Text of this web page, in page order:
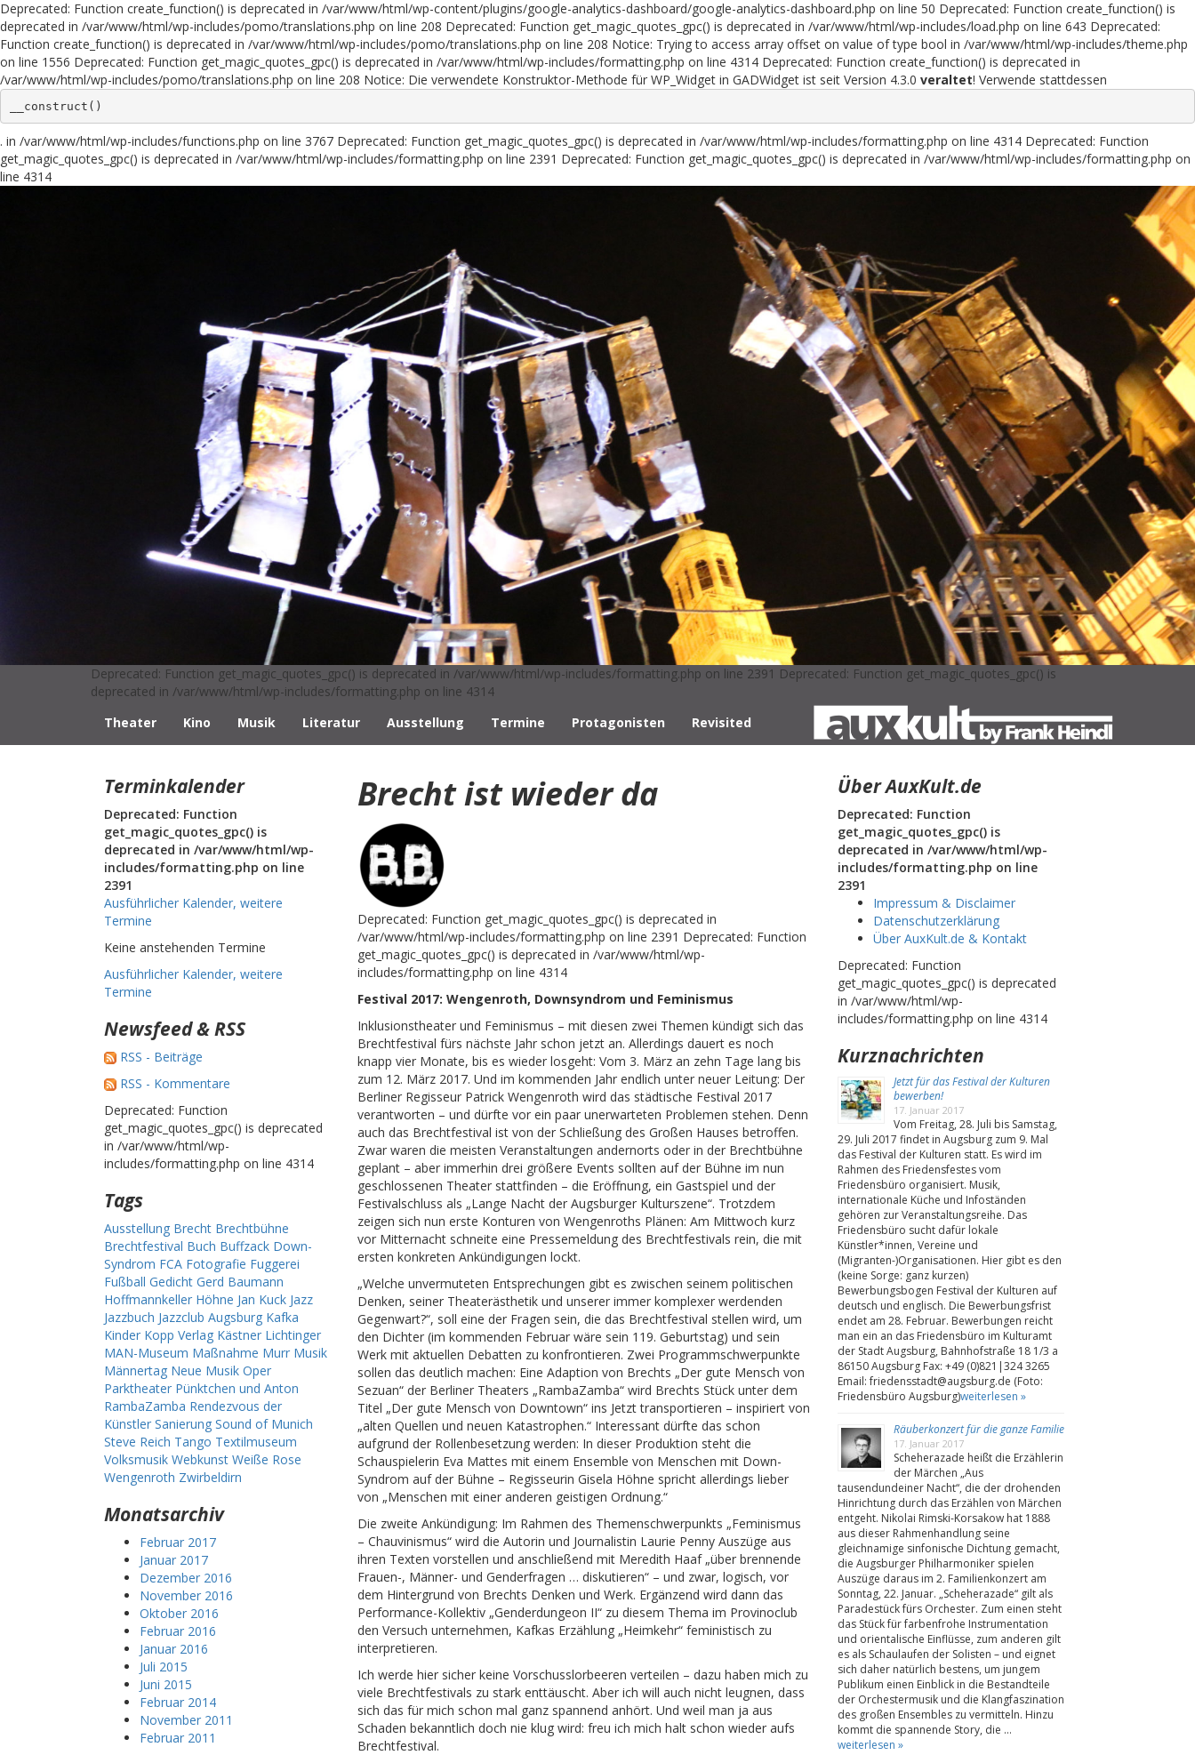
Deprecated: Function create_function() is deprecated in /var/www/html/wp-content/plugins/google-analytics-dashboard/google-analytics-dashboard.php on line 50 Deprecated: Function create_function() is
deprecated in /var/www/html/wp-includes/pomo/translations.php on line 208 Deprecated: Function get_magic_quotes_gpc() is deprecated in /var/www/html/wp-includes/load.php on line 643 Deprecated:
Function create_function() is deprecated in /var/www/html/wp-includes/pomo/translations.php on line 208 Notice: Trying to access array offset on value of type bool in /var/www/html/wp-includes/theme.php
on line 1556 Deprecated: Function get_magic_quotes_gpc() is deprecated in /var/www/html/wp-includes/formatting.php on line 4314 Deprecated: Function create_function() is deprecated in
/var/www/html/wp-includes/pomo/translations.php on line 208 Notice: Die verwendete Konstruktor-Methode für WP_Widget in GADWidget ist seit Version 4.3.0 veraltet! Verwende stattdessen
__construct()
. in /var/www/html/wp-includes/functions.php on line 3767 Deprecated: Function get_magic_quotes_gpc() is deprecated in /var/www/html/wp-includes/formatting.php on line 4314 Deprecated: Function
get_magic_quotes_gpc() is deprecated in /var/www/html/wp-includes/formatting.php on line 2391 Deprecated: Function get_magic_quotes_gpc() is deprecated in /var/www/html/wp-includes/formatting.php on
line 4314
Deprecated: Function get_magic_quotes_gpc() is deprecated in /var/www/html/wp-includes/formatting.php on line 2391 Deprecated: Function get_magic_quotes_gpc() is
deprecated in /var/www/html/wp-includes/formatting.php on line 4314
Theater
Kino Musik Literatur Ausstellung Termine Protagonisten Revisited
Terminkalender
Deprecated: Function
get_magic_quotes_gpc() is
deprecated in /var/www/html/wp-
includes/formatting.php on line
2391
Ausführlicher Kalender, weitere
Termine
Keine anstehenden Termine
Ausführlicher Kalender, weitere
Termine
Newsfeed & RSS
RSS - Beiträge
RSS - Kommentare
Deprecated: Function
get_magic_quotes_gpc() is deprecated
in /var/www/html/wp-
includes/formatting.php on line 4314
Tags
Ausstellung Brecht Brechtbühne
Brechtfestival Buch Buffzack Down-
Syndrom FCA Fotografie Fuggerei
Fußball Gedicht Gerd Baumann
Hoffmannkeller Höhne Jan Kuck Jazz
Jazzbuch Jazzclub Augsburg Kafka
Kinder Kopp Verlag Kästner Lichtinger
MAN-Museum Maßnahme Murr Musik
Männertag Neue Musik Oper
Parktheater Pünktchen und Anton
RambaZamba Rendezvous der
Künstler Sanierung Sound of Munich
Steve Reich Tango Textilmuseum
Volksmusik Webkunst Weiße Rose
Wengenroth Zwirbeldirn
Monatsarchiv
Februar 2017
Januar 2017
Dezember 2016
November 2016
Oktober 2016
Februar 2016
Januar 2016
Juli 2015
Juni 2015
Februar 2014
November 2011
Februar 2011
Brecht ist wieder da
Deprecated: Function get_magic_quotes_gpc() is deprecated in
/var/www/html/wp-includes/formatting.php on line 2391 Deprecated: Function
get_magic_quotes_gpc() is deprecated in /var/www/html/wp-
includes/formatting.php on line 4314
Festival 2017: Wengenroth, Downsyndrom und Feminismus
Inklusionstheater und Feminismus – mit diesen zwei Themen kündigt sich das
Brechtfestival fürs nächste Jahr schon jetzt an. Allerdings dauert es noch
knapp vier Monate, bis es wieder losgeht: Vom 3. März an zehn Tage lang bis
zum 12. März 2017. Und im kommenden Jahr endlich unter neuer Leitung: Der
Berliner Regisseur Patrick Wengenroth wird das städtische Festival 2017
verantworten – und dürfte vor ein paar unerwarteten Problemen stehen. Denn
auch das Brechtfestival ist von der Schließung des Großen Hauses betroffen.
Zwar waren die meisten Veranstaltungen andernorts oder in der Brechtbühne
geplant – aber immerhin drei größere Events sollten auf der Bühne im nun
geschlossenen Theater stattfinden – die Eröffnung, ein Gastspiel und der
Festivalschluss als „Lange Nacht der Augsburger Kulturszene“. Trotzdem
zeigen sich nun erste Konturen von Wengenroths Plänen: Am Mittwoch kurz
vor Mitternacht schneite eine Pressemeldung des Brechtfestivals rein, die mit
ersten konkreten Ankündigungen lockt.
„Welche unvermuteten Entsprechungen gibt es zwischen seinem politischen
Denken, seiner Theaterästhetik und unserer immer komplexer werdenden
Gegenwart?“, soll eine der Fragen sein, die das Brechtfestival stellen wird, um
den Dichter (im kommenden Februar wäre sein 119. Geburtstag) und sein
Werk mit aktuellen Debatten zu konfrontieren. Zwei Programmschwerpunkte
sollen das deutlich machen: Eine Adaption von Brechts „Der gute Mensch von
Sezuan“ der Berliner Theaters „RambaZamba“ wird Brechts Stück unter dem
Titel „Der gute Mensch von Downtown“ ins Jetzt transportieren – inspiriert von
„alten Quellen und neuen Katastrophen.“ Interessant dürfte das schon
aufgrund der Rollenbesetzung werden: In dieser Produktion steht die
Schauspielerin Eva Mattes mit einem Ensemble von Menschen mit Down-
Syndrom auf der Bühne – Regisseurin Gisela Höhne spricht allerdings lieber
von „Menschen mit einer anderen geistigen Ordnung.“
Die zweite Ankündigung: Im Rahmen des Themenschwerpunkts „Feminismus
– Chauvinismus“ wird die Autorin und Journalistin Laurie Penny Auszüge aus
ihren Texten vorstellen und anschließend mit Meredith Haaf „über brennende
Frauen-, Männer- und Genderfragen … diskutieren“ – und zwar, logisch, vor
dem Hintergrund von Brechts Denken und Werk. Ergänzend wird dann das
Performance-Kollektiv „Genderdungeon II“ zu diesem Thema im Provinoclub
den Versuch unternehmen, Kafkas Erzählung „Heimkehr“ feministisch zu
interpretieren.
Ich werde hier sicher keine Vorschusslorbeeren verteilen – dazu haben mich zu
viele Brechtfestivals zu stark enttäuscht. Aber ich will auch nicht leugnen, dass
sich das für mich schon mal ganz spannend anhört. Und weil man ja aus
Schaden bekanntlich doch nie klug wird: freu ich mich halt schon wieder aufs
Brechtfestival.
Über AuxKult.de
Deprecated: Function
get_magic_quotes_gpc() is
deprecated in /var/www/html/wp-
includes/formatting.php on line
2391
Impressum & Disclaimer
Datenschutzerklärung
Über AuxKult.de & Kontakt
Deprecated: Function
get_magic_quotes_gpc() is deprecated
in /var/www/html/wp-
includes/formatting.php on line 4314
Kurznachrichten
Jetzt für das Festival der Kulturen
bewerben!
17. Januar 2017
Vom Freitag, 28. Juli bis Samstag,
29. Juli 2017 findet in Augsburg zum 9. Mal
das Festival der Kulturen statt. Es wird im
Rahmen des Friedensfestes vom
Friedensbüro organisiert. Musik,
internationale Küche und Infoständen
gehören zur Veranstaltungsreihe. Das
Friedensbüro sucht dafür lokale
Künstler*innen, Vereine und
(Migranten-)Organisationen. Hier gibt es den
(keine Sorge: ganz kurzen)
Bewerbungsbogen Festival der Kulturen auf
deutsch und englisch. Die Bewerbungsfrist
endet am 28. Februar. Bewerbungen reicht
man ein an das Friedensbüro im Kulturamt
der Stadt Augsburg, Bahnhofstraße 18 1/3 a
86150 Augsburg Fax: +49 (0)821|324 3265
Email: friedensstadt@augsburg.de (Foto:
Friedensbüro Augsburg)weiterlesen »
Räuberkonzert für die ganze Familie
17. Januar 2017
Scheherazade heißt die Erzählerin
der Märchen „Aus
tausendundeiner Nacht“, die der drohenden
Hinrichtung durch das Erzählen von Märchen
entgeht. Nikolai Rimski-Korsakow hat 1888
aus dieser Rahmenhandlung seine
gleichnamige sinfonische Dichtung gemacht,
die Augsburger Philharmoniker spielen
Auszüge daraus im 2. Familienkonzert am
Sonntag, 22. Januar. „Scheherazade“ gilt als
Paradestück fürs Orchester. Zum einen steht
das Stück für farbenfrohe Instrumentation
und orientalische Einflüsse, zum anderen gilt
es als Schaulaufen der Solisten – und eignet
sich daher natürlich bestens, um jungem
Publikum einen Einblick in die Bestandteile
der Orchestermusik und die Klangfaszination
des großen Ensembles zu vermitteln. Hinzu
kommt die spannende Story, die …
weiterlesen »